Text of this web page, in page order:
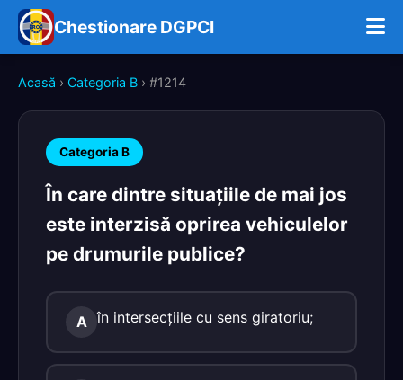
Chestionare DGPCI
Acasă › Categoria B › #1214
Categoria B
În care dintre situaţiile de mai jos
este interzisă oprirea vehiculelor
pe drumurile publice?
A în intersecţiile cu sens giratoriu;